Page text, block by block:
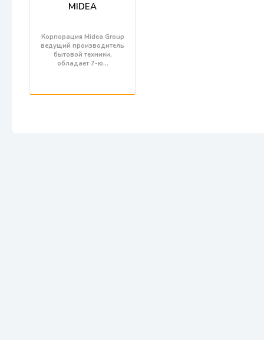
MIDEA
Корпорация Midea Group
ведущий производитель
бытовой техники,
обладает 7-ю…